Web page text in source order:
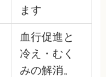
ます
血行促進と
冷え・むく
みの解消。